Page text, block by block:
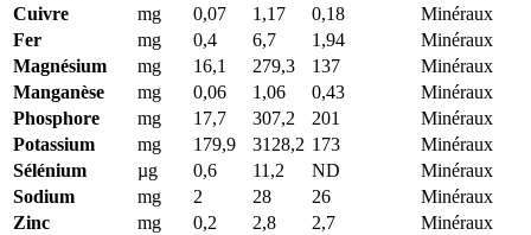
Cuivre
mg 0,07 1,17 0,18
Minéraux
Fer
mg 0,4 6,7 1,94
Minéraux
Magnésium
mg 16,1 279,3 137
Minéraux
Manganèse
mg 0,06 1,06 0,43
Minéraux
Phosphore
mg 17,7 307,2 201
Minéraux
Potassium
mg 179,9 3128,2 173
Minéraux
Sélénium
µg 0,6 11,2 ND
Minéraux
Sodium
mg 2 28 26
Minéraux
Zinc
mg 0,2 2,8 2,7
Minéraux